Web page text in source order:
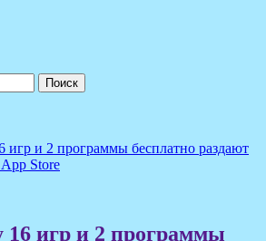
игр и 2 программы бесплатно раздают
Store
16 игр и 2 программы